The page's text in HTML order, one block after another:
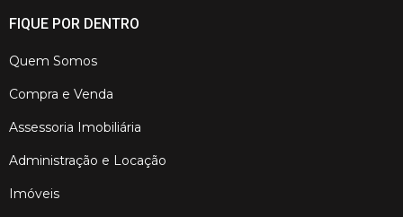
FIQUE POR DENTRO
Quem Somos
Compra e Venda
Assessoria Imobiliária
Administração e Locação
Imóveis